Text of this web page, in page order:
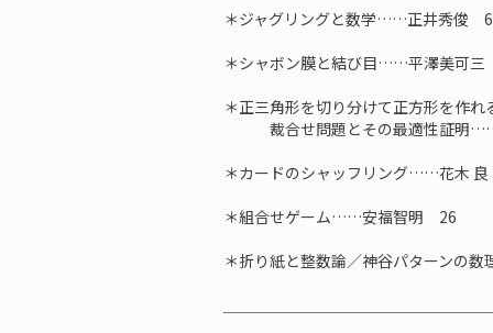
＊ジャグリングと数学……正井秀俊 6
＊シャボン膜と結び目……平澤美可
＊正三角形を切り分けて正方形を作れ
裁合せ問題とその最適性証明
＊カードのシャッフリング……花木
＊組合せゲーム……安福智明 26
＊折り紙と整数論／神谷パターンの